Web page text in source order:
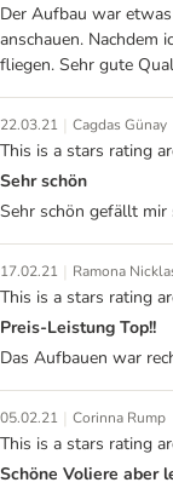
Der Aufbau war
anschauen. Nachdem
fliegen. Sehr gute
22.03.21 | Cagdas Günay
This is a stars rating
Sehr schön
Sehr schön gefällt mir
17.02.21 | Ramona
This is a stars rating
Preis-Leistung Top!!
Das Aufbauen war
05.02.21 | Corinna Rump
This is a stars rating
Schöne Voliere aber